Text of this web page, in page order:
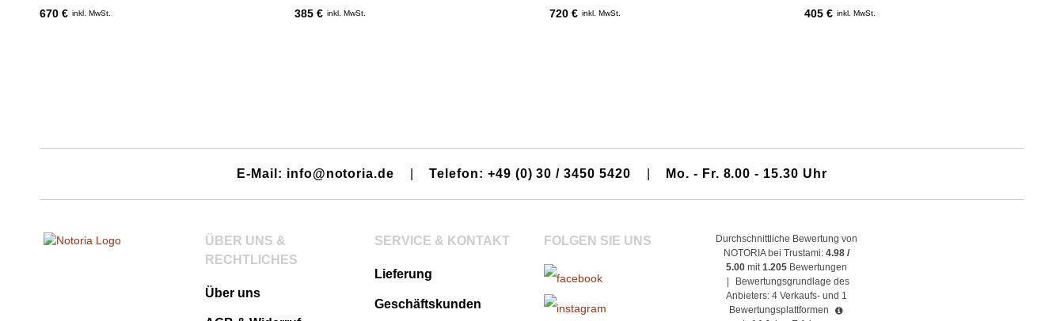
670 € inkl. MwSt.
385 € inkl. MwSt.
720 € inkl. MwSt.
405 € inkl. MwSt.
E-Mail: info@notoria.de Telefon: +49 (0) 30 / 3450 5420 Mo. - Fr. 8.00 - 15.30 Uhr
ÜBER UNS &
RECHTLICHES
Über uns
SERVICE & KONTAKT
Lieferung
Geschäftskunden
FOLGEN SIE UNS
Durchschnittliche Bewertung von
NOTORIA bei Trustami: 4.98 /
5.00mit1.205 Bewertungen
Bewertungsgrundlage des
Anbieters: 4 Verkaufs- und 1
Bewertungsplattformen